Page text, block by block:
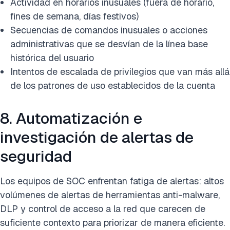
fines de semana, días festivos)
Secuencias de comandos inusuales o acciones
administrativas que se desvían de la línea base
histórica del usuario
Intentos de escalada de privilegios que van más allá
de los patrones de uso establecidos de la cuenta
8. Automatización e
investigación de alertas de
seguridad
Los equipos de SOC enfrentan fatiga de alertas: altos
volúmenes de alertas de herramientas anti-malware,
DLP y control de acceso a la red que carecen de
suficiente contexto para priorizar de manera eficiente.